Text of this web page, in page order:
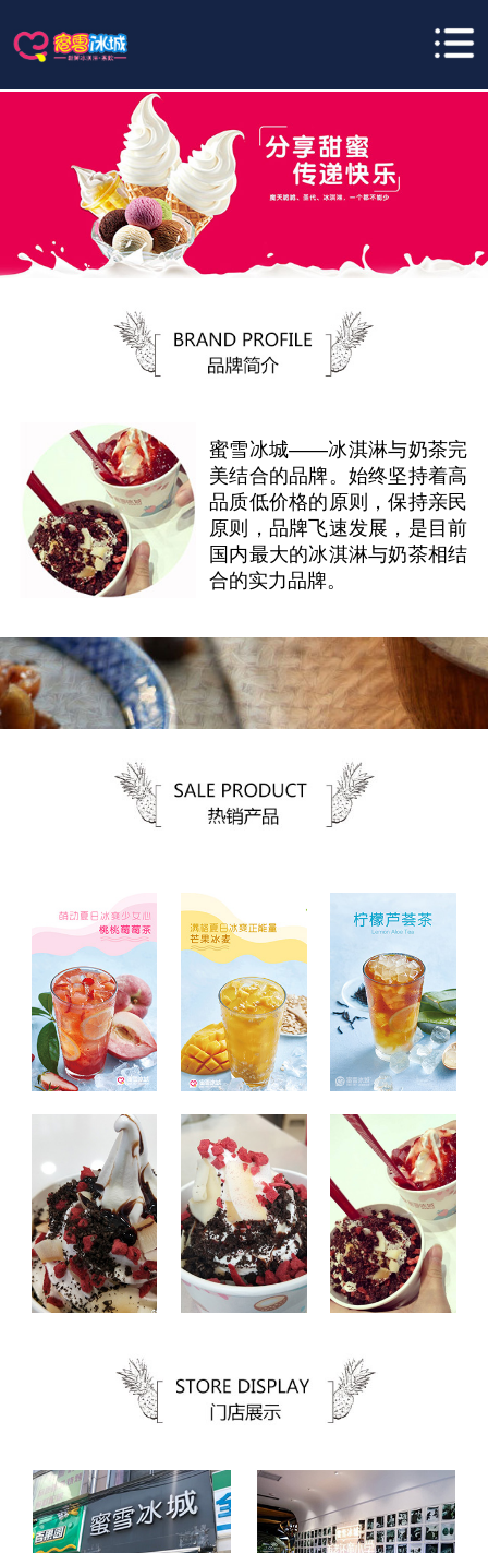
蜜雪冰城——冰淇淋与奶茶完
美结合的品牌。始终坚持着高
品质低价格的原则，保持亲民
原则，品牌飞速发展，是目前
国内最大的冰淇淋与奶茶相结
合的实力品牌。